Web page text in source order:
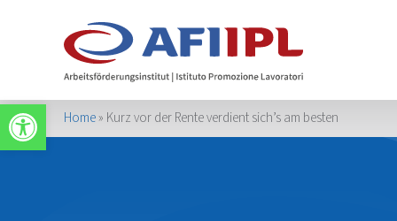
Werkzeugleiste öffnenHome» Kurz vor der Rente verdient sich’s am besten